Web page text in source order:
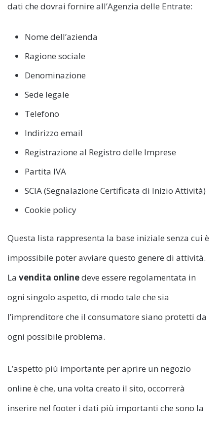
dati che dovrai fornire all’Agenzia delle Entrate:
Nome dell’azienda
Ragione sociale
Denominazione
Sede legale
Telefono
Indirizzo email
Registrazione al Registro delle Imprese
Partita IVA
SCIA (Segnalazione Certificata di Inizio Attività)
Cookie policy
Questa lista rappresenta la base iniziale senza cui è
impossibile poter avviare questo genere di attività.
La vendita onlinedeve essere regolamentata in
ogni singolo aspetto, di modo tale che sia
l’imprenditore che il consumatore siano protetti da
ogni possibile problema.
L’aspetto più importante per aprire un negozio
online è che, una volta creato il sito, occorrerà
inserire nel footer i dati più importanti che sono la